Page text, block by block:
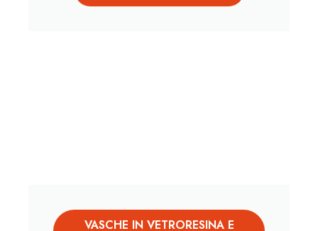
VASCHE IN VETRORESINA E